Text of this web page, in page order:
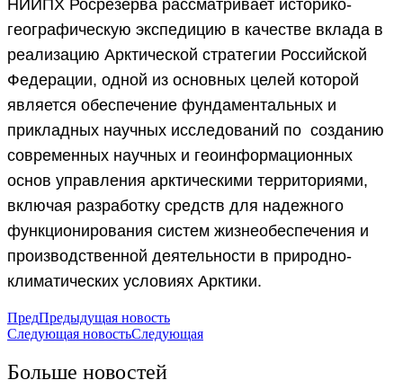
НИИПХ Росрезерва рассматривает историко-
географическую экспедицию в качестве вклада в
реализацию Арктической стратегии Российской
Федерации, одной из основных целей которой
является обеспечение фундаментальных и
прикладных научных исследований по созданию
современных научных и геоинформационных
основ управления арктическими территориями,
включая разработку средств для надежного
функционирования систем жизнеобеспечения и
производственной деятельности в природно-
климатических условиях Арктики.
ПредПредыдущая новость
Следующая новостьСледующая
Больше новостей